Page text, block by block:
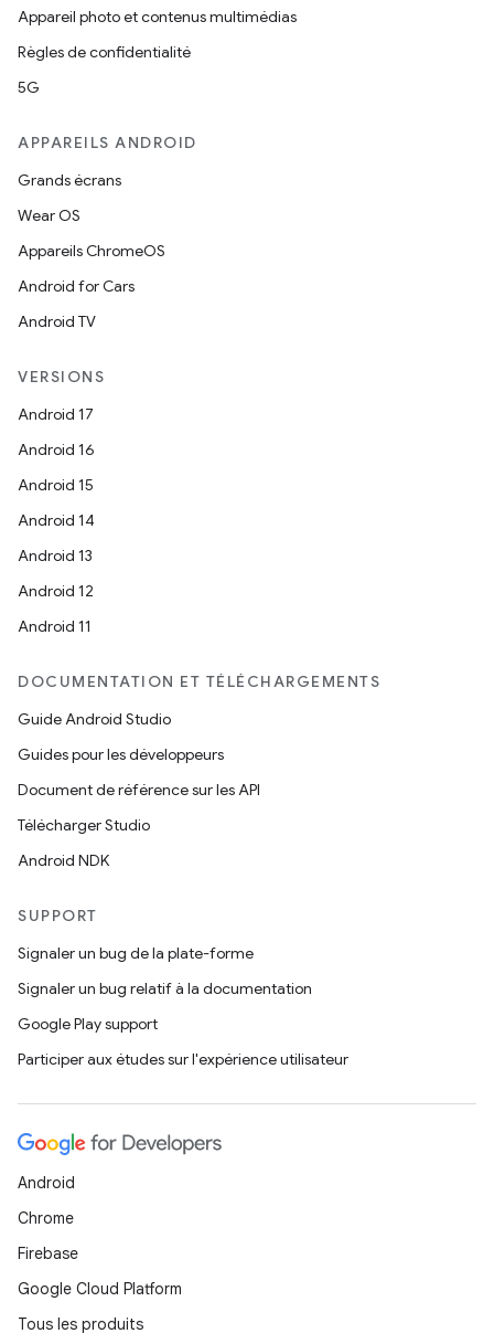
Appareil photo et contenus multimédias
Règles de confidentialité
5G
APPAREILS ANDROID
Grands écrans
Wear OS
Appareils ChromeOS
Android for Cars
Android TV
VERSIONS
Android 17
Android 16
Android 15
Android 14
Android 13
Android 12
Android 11
DOCUMENTATION ET TÉLÉCHARGEMENTS
Guide Android Studio
Guides pour les développeurs
Document de référence sur les API
Télécharger Studio
Android NDK
SUPPORT
Signaler un bug de la plate-forme
Signaler un bug relatif à la documentation
Google Play support
Participer aux études sur l'expérience utilisateur
Android
Chrome
Firebase
Google Cloud Platform
Tous les produits